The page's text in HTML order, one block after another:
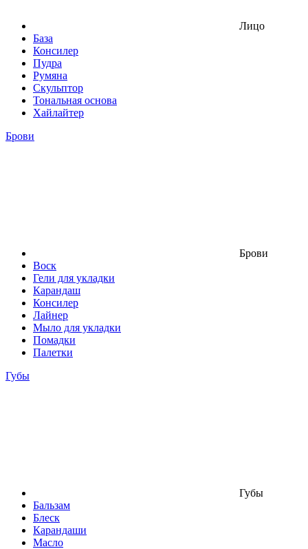
Лицо
База
Консилер
Пудра
Румяна
Скульптор
Тональная основа
Хайлайтер
Брови
Брови
Воск
Гели для укладки
Карандаш
Консилер
Лайнер
Мыло для укладки
Помадки
Палетки
Губы
Губы
Бальзам
Блеск
Карандаши
Масло